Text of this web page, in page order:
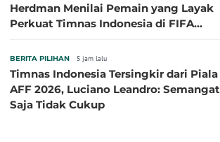
Herdman Menilai Pemain yang Layak
Perkuat Timnas Indonesia di FIFA
BERITA PILIHAN 5 jam lalu
Timnas Indonesia Tersingkir dari Piala
AFF 2026, Luciano Leandro: Semangat
Saja Tidak Cukup